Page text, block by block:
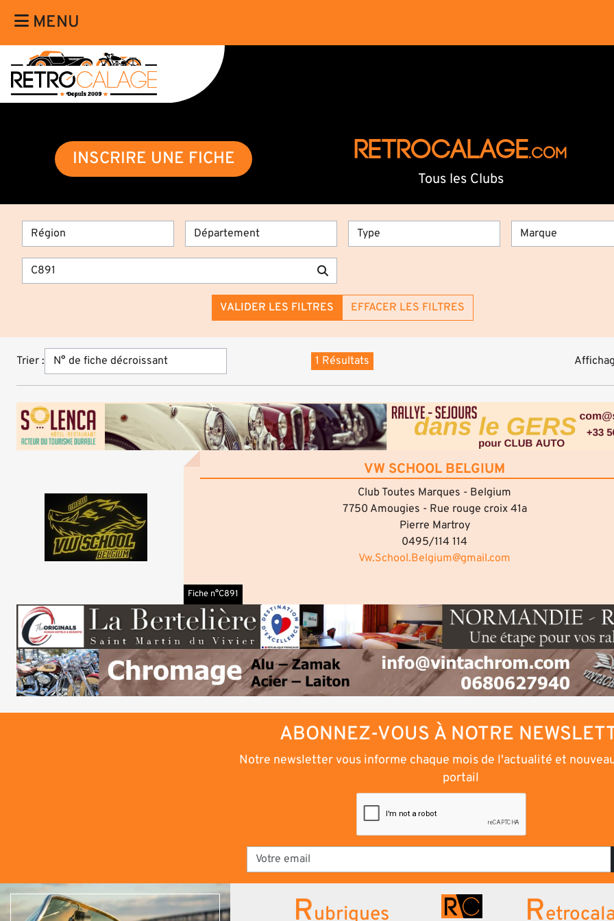
MENU
INSCRIRE UNE FICHE RETROCALAGE.com
Tous les Clubs
VALIDER LES FILTRES EFFACER LES FILTRES
Trier : 1 Résultats
VW SCHOOL BELGIUM
Club Toutes Marques - Belgium
7750 Amougies - Rue rouge croix 41a
Pierre Martroy
0495/114 114
Vw.School.Belgium@gmail.com
Fiche n°C891
ABONNEZ-VOUS À NOTRE
Notre newsletter vous informe chaque mois de l'actualité et
portail
Rubriques R